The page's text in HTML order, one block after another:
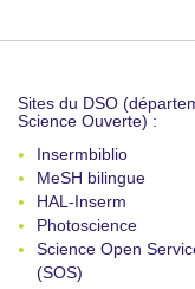
Sites du DSO
Science Ouverte) :
Insermbiblio
MeSH bilingue
HAL-Inserm
Photoscience
Science Open
(SOS)